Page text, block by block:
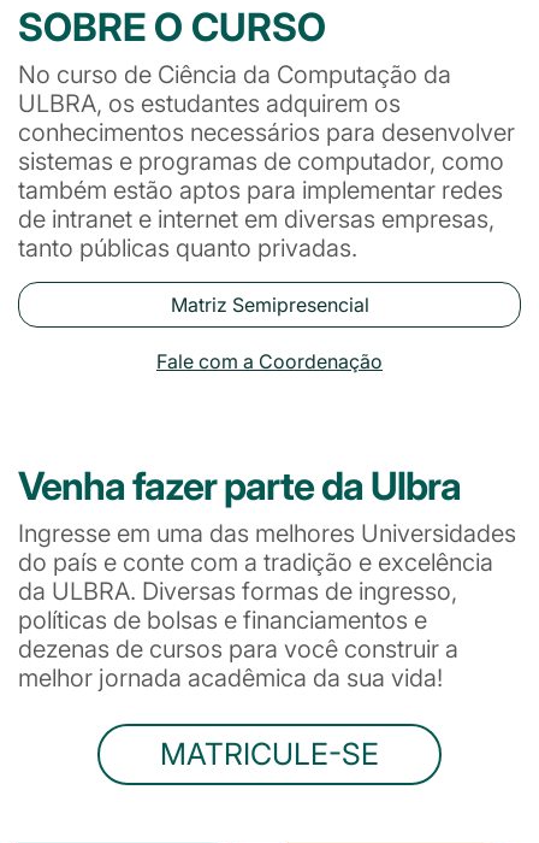
SOBRE O CURSO
No curso de Ciência da Computação da
ULBRA, os estudantes adquirem os
conhecimentos necessários para desenvolver
sistemas e programas de computador, como
também estão aptos para implementar redes
de intranet e internet em diversas empresas,
tanto públicas quanto privadas.
Matriz Semipresencial
Fale com a Coordenação
Venha fazer parte da Ulbra
Ingresse em uma das melhores Universidades
do país e conte com a tradição e excelência
da ULBRA. Diversas formas de ingresso,
políticas de bolsas e financiamentos e
dezenas de cursos para você construir a
melhor jornada acadêmica da sua vida!
MATRICULE-SE